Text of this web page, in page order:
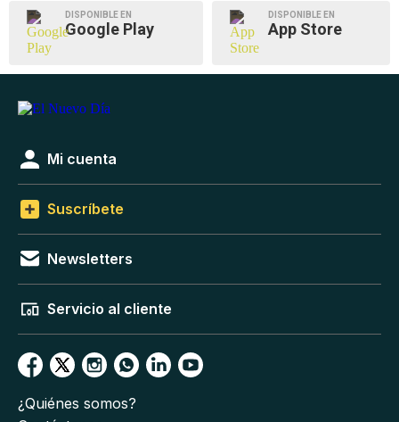
DISPONIBLE EN
Google Play
DISPONIBLE EN
App Store
Mi cuenta
Suscríbete
Newsletters
Servicio al cliente
¿Quiénes somos?